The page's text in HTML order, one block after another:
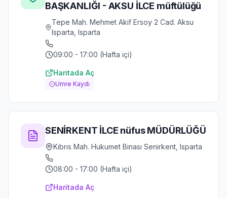
BAŞKANLIĞI - AKSU İLCE müftülüğü
Tepe Mah. Mehmet Akif Ersoy 2 Cad. Aksu
Isparta, Isparta
09:00 - 17:00 (Hafta içi)
Haritada Aç
Umre Kaydı
SENİRKENT İLCE nüfus MÜDÜRLÜĞÜ
Kıbrıs Mah. Hukumet Binası Senirkent, Isparta
08:00 - 17:00 (Hafta içi)
Haritada Aç